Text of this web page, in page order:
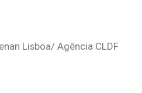
Lisboa/ Agência CLDF